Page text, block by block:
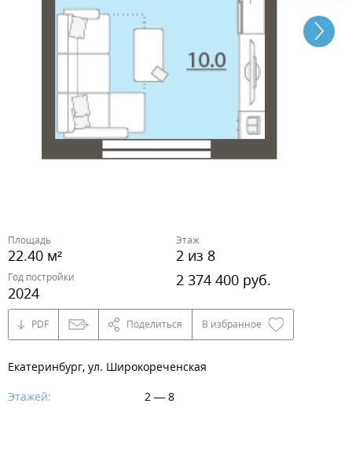
Площадь
22.40 м²
Этаж
2 из 8
Год постройки
2024
2 374 400 руб.
PDF Поделиться В избранное
Екатеринбург, ул. Широкореченская
Этажей:
2 — 8